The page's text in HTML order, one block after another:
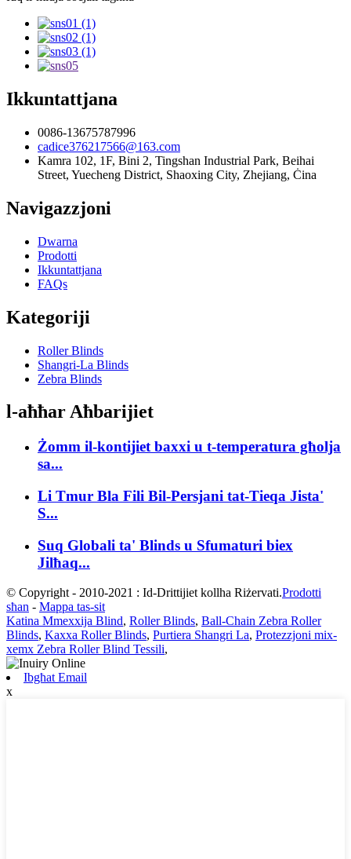
Ikkuntattjana
0086-13675787996
cadice376217566@163.com
Kamra 102, 1F, Bini 2, Tingshan Industrial Park, Beihai
Street, Yuecheng District, Shaoxing City, Zhejiang, Ċina
Navigazzjoni
Dwarna
Prodotti
Ikkuntattjana
FAQs
Kategoriji
Roller Blinds
Shangri-La Blinds
Zebra Blinds
l-aħħar Aħbarijiet
Żomm il-kontijiet baxxi u t-temperatura għolja
sa...
Li Tmur Bla Fili Bil-Persjani tat-Tieqa Jista'
S...
Suq Globali ta' Blinds u Sfumaturi biex
Jilħaq...
© Copyright - 2010-2021 : Id-Drittijiet kollha Riżervati.Prodotti
sħan - Mappa tas-sit
Katina Mmexxija Blind, Roller Blinds, Ball-Chain Zebra Roller
Blinds, Kaxxa Roller Blinds, Purtiera Shangri La, Protezzjoni mix-
xemx Zebra Roller Blind Tessili,
Ibgħat Email
x